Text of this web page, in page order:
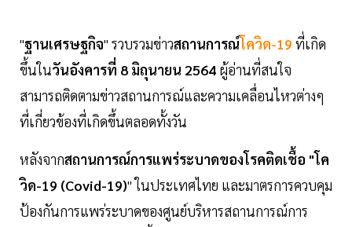
"ฐานเศรษฐกิจ" รวบรวมข่าวสถานการณ์โควิด-19 ที่เกิด
ขึ้นในวันอังคารที่ 8 มิถุนายน 2564 ผู้อ่านที่สนใจ
สามารถติดตามข่าวสถานการณ์และความเคลื่อนไหวต่างๆ
ที่เกี่ยวข้องที่เกิดขึ้นตลอดทั้งวัน
หลังจากสถานการณ์การแพร่ระบาดของโรคติดเชื้อ "โค
วิด-19 (Covid-19)" ในประเทศไทย และมาตรการควบคุม
ป้องกันการแพร่ระบาดของศูนย์บริหารสถานการณ์การ